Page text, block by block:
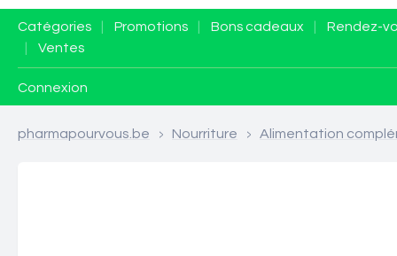
Catégories Promotions Bons cadeaux
Rendez-
Ventes
Connexion
pharmapourvous.be > Nourriture > Alimentation